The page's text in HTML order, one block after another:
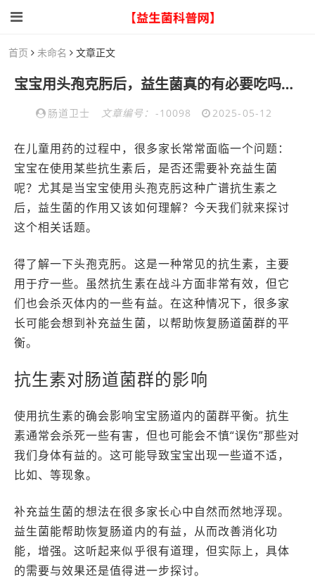
首页 未命名 文章正文
宝宝用头孢克肟后，益生菌真的有必要吃吗？看看专家怎么说
肠道卫士 文章编号： -10098 2025-05-12
在儿童用药的过程中，很多家长常常面临一个问题：
宝宝在使用某些抗生素后，是否还需要补充益生菌
呢？尤其是当宝宝使用头孢克肟这种广谱抗生素之
后，益生菌的作用又该如何理解？今天我们就来探讨
这个相关话题。
得了解一下头孢克肟。这是一种常见的抗生素，主要
用于疗一些。虽然抗生素在战斗方面非常有效，但它
们也会杀灭体内的一些有益。在这种情况下，很多家
长可能会想到补充益生菌，以帮助恢复肠道菌群的平
衡。
抗生素对肠道菌群的影响
使用抗生素的确会影响宝宝肠道内的菌群平衡。抗生
素通常会杀死一些有害，但也可能会不慎“误伤”那些对
我们身体有益的。这可能导致宝宝出现一些道不适，
比如、等现象。
补充益生菌的想法在很多家长心中自然而然地浮现。
益生菌能帮助恢复肠道内的有益，从而改善消化功
能，增强。这听起来似乎很有道理，但实际上，具体
的需要与效果还是值得进一步探讨。